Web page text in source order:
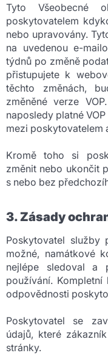
Tyto Všeobecné
poskytovatelem
nebo upravovány.
na uvedenou e-
týdnů po změně
přistupujete k
těchto změnách,
změněné verze
naposledy platné
mezi poskytovatelem
Kromě toho si
změnit nebo ukončit
s nebo bez
3. Zásady
Poskytovatel služby
možné, namátkové
nejlépe sledoval a
používání.
odpovědnosti
Poskytovatel se
údajů, které
stránky.